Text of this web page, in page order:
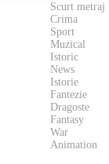
Scurt metraj
Crima
Sport
Muzical
Istoric
News
Istorie
Fantezie
Dragoste
Fantasy
War
Animation